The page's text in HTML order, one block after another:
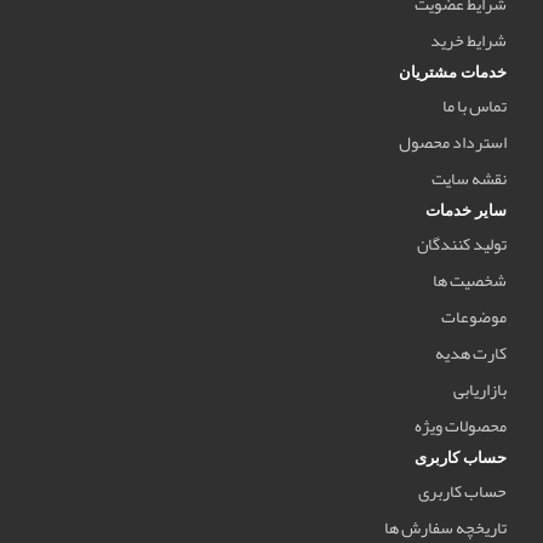
شرایط خرید
خدمات مشتریان
تماس با ما
استرداد محصول
نقشه سایت
سایر خدمات
تولید کنندگان
شخصیت ها
موضوعات
کارت هدیه
بازاریابی
محصولات ویژه
حساب کاربری
حساب کاربری
تاریخچه سفارش ها